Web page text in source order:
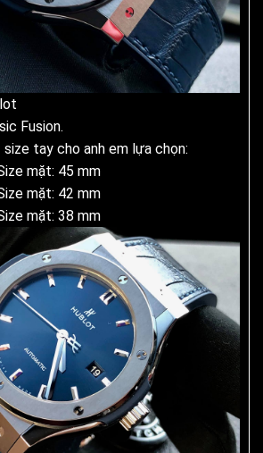
Fusion.
size tay cho anh em lựa chọn:
mặt: 45 mm
mặt: 42 mm
mặt: 38 mm